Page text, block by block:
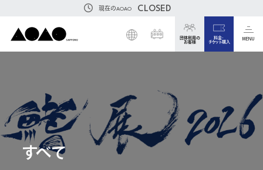
現在のAOAO CLOSED
団体利用の
お客様
料金・
チケット購入
MENU
すべて